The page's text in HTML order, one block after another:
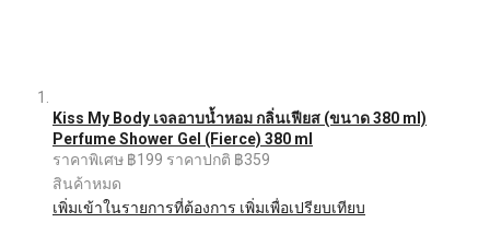
Kiss My Body เจลอาบน้ำหอม กลิ่นเฟียส (ขนาด 380 ml)
Perfume Shower Gel (Fierce) 380 ml
ราคาพิเศษ ฿199 ราคาปกติ ฿359
สินค้าหมด
เพิ่มเข้าในรายการที่ต้องการ เพิ่มเพื่อเปรียบเทียบ